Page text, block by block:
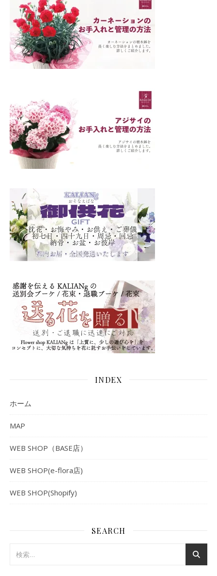
INDEX
ホーム
MAP
WEB SHOP（BASE店）
WEB SHOP(e-flora店)
WEB SHOP(Shopify)
SEARCH